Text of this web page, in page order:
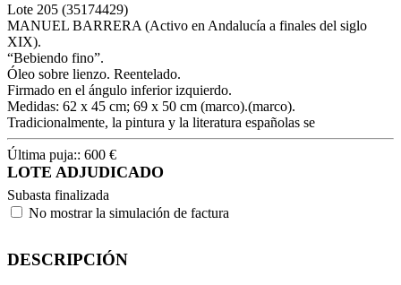
Lote 205 (35174429)
MANUEL BARRERA (Activo en Andalucía a finales del siglo
XIX).
“Bebiendo fino”.
Óleo sobre lienzo. Reentelado.
Firmado en el ángulo inferior izquierdo.
Medidas: 62 x 45 cm; 69 x 50 cm (marco).(marco).
Tradicionalmente, la pintura y la literatura españolas se
Última puja:: 600 €
LOTE ADJUDICADO
Subasta finalizada
No mostrar la simulación de factura
DESCRIPCIÓN